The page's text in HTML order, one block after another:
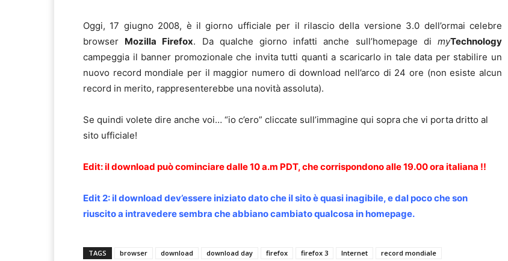
Oggi, 17 giugno 2008, è il giorno ufficiale per il rilascio della versione 3.0 dell’ormai celebre
browser Mozilla Firefox. Da qualche giorno infatti anche sull’homepage dimyTechnology
campeggia il banner promozionale che invita tutti quanti a scaricarlo in tale data per stabilire un
nuovo record mondiale per il maggior numero di download nell’arco di 24 ore (non esiste alcun
record in merito, rappresenterebbe una novità assoluta).
Se quindi volete dire anche voi… “io c’ero” cliccate sull’immagine qui sopra che vi porta dritto al
sito ufficiale!
Edit:il download può cominciare dalle 10 a.m PDT, che corrispondono alle 19.00 ora italiana !!
Edit 2: il download dev’essere iniziato dato che il sito è quasi inagibile, e dal poco che son
riuscito a intravedere sembra che abbiano cambiato qualcosa in homepage.
TAGS browser download download day firefox firefox 3 Internet record mondiale